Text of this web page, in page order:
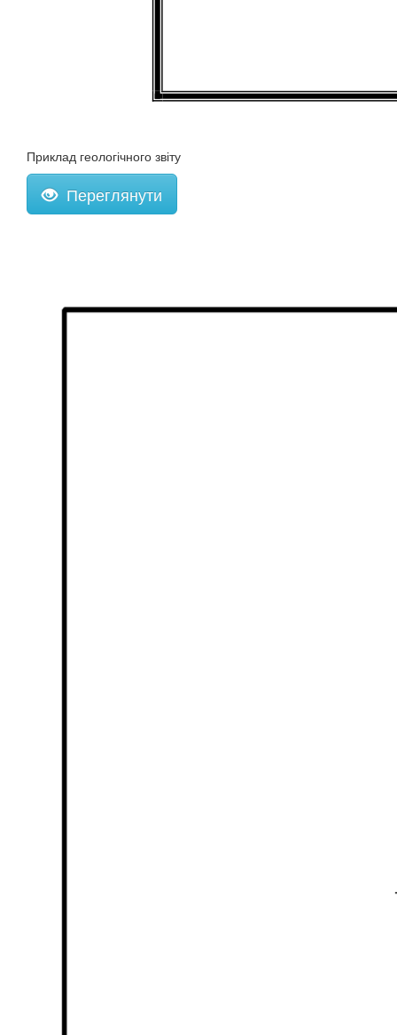
Приклад геологічного звіту
Переглянути